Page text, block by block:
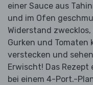
einer Sauce aus
und im Ofen
Widerstand
Gurken und
verstecken und
Erwischt! Das
bei einem 4-Port.-